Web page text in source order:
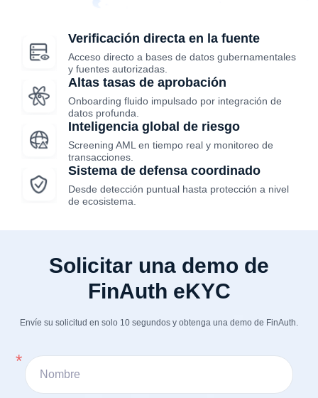
Verificación directa en la fuente
Acceso directo a bases de datos gubernamentales
y fuentes autorizadas.
Altas tasas de aprobación
Onboarding fluido impulsado por integración de
datos profunda.
Inteligencia global de riesgo
Screening AML en tiempo real y monitoreo de
transacciones.
Sistema de defensa coordinado
Desde detección puntual hasta protección a nivel
de ecosistema.
Solicitar una demo de
FinAuth eKYC
Envíe su solicitud en solo 10 segundos y obtenga una demo de FinAuth.
*
Nombre